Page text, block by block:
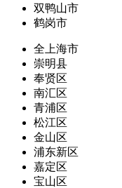
双鸭山市
鹤岗市
全上海市
崇明县
奉贤区
南汇区
青浦区
松江区
金山区
浦东新区
嘉定区
宝山区